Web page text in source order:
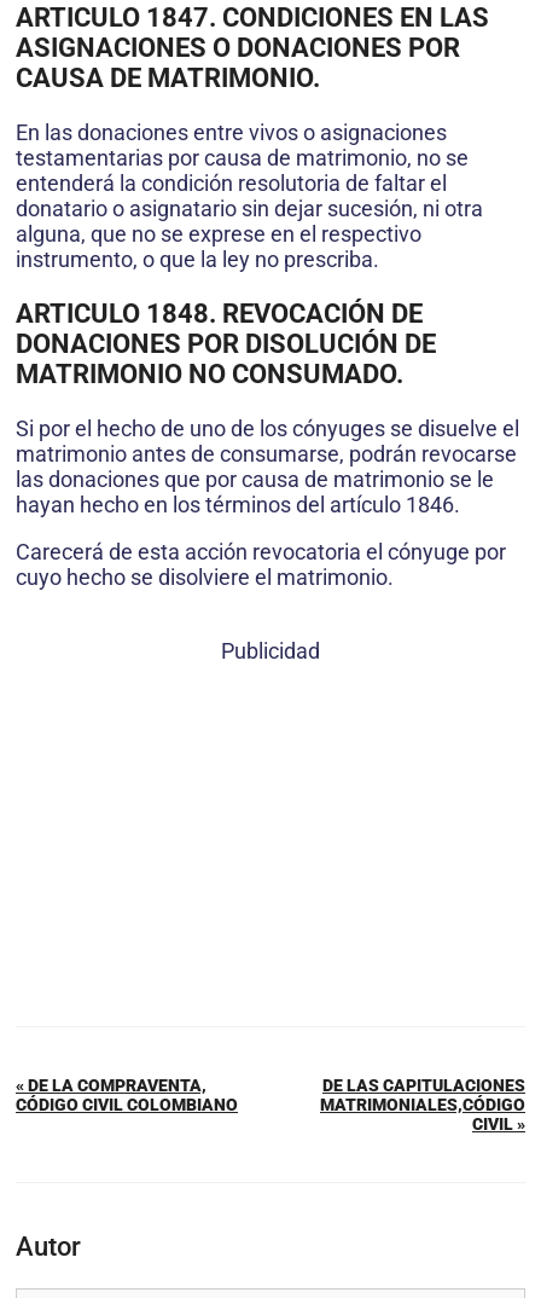
ARTICULO 1847. CONDICIONES EN LAS
ASIGNACIONES O DONACIONES POR
CAUSA DE MATRIMONIO.
En las donaciones entre vivos o asignaciones
testamentarias por causa de matrimonio, no se
entenderá la condición resolutoria de faltar el
donatario o asignatario sin dejar sucesión, ni otra
alguna, que no se exprese en el respectivo
instrumento, o que la ley no prescriba.
ARTICULO 1848. REVOCACIÓN DE
DONACIONES POR DISOLUCIÓN DE
MATRIMONIO NO CONSUMADO.
Si por el hecho de uno de los cónyuges se disuelve el
matrimonio antes de consumarse, podrán revocarse
las donaciones que por causa de matrimonio se le
hayan hecho en los términos del artículo 1846.
Carecerá de esta acción revocatoria el cónyuge por
cuyo hecho se disolviere el matrimonio.
Publicidad
« DE LA COMPRAVENTA,
CÓDIGO CIVIL COLOMBIANO
DE LAS CAPITULACIONES
MATRIMONIALES,CÓDIGO
CIVIL »
Autor